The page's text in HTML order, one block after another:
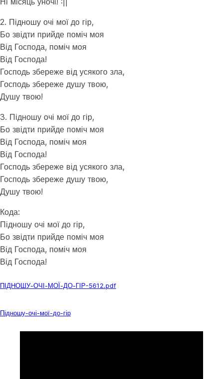
2. Підношу очі мої до гір,
Бо звідти прийде поміч моя
Від Господа, поміч моя
Від Господа!
Господь збереже від усякого зла,
Господь збереже душу твою,
Душу твою!
3. Підношу очі мої до гір,
Бо звідти прийде поміч моя
Від Господа, поміч моя
Від Господа!
Господь збереже від усякого зла,
Господь збереже душу твою,
Душу твою!
Кода:
Підношу очі мої до гір,
Бо звідти прийде поміч моя
Від Господа, поміч моя
Від Господа!
ПІДНОШУ-ОЧІ-МОЇ-ДО-ГІР-5612.pdf
Підношу-очі-мої-до-гір